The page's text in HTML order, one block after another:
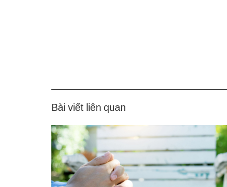
Bài viết liên quan